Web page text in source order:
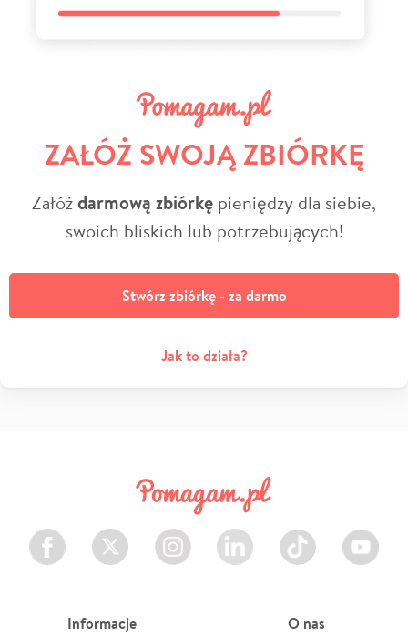
ZAŁÓŻ SWOJĄ ZBIÓRKĘ
Załóżdarmową zbiórkę pieniędzy dla siebie,
swoich bliskich lub potrzebujących!
Stwórz zbiórkę - za darmo
Jak to działa?
Facebook Twitter Instagram LinkedIn TikTok Youtube
Informacje O nas